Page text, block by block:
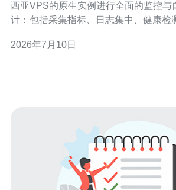
西亚VPS的原生实例进行全面的监控与
计：包括采集指标、日志集中、健康检
DDoS防御结合的可用性保障。文中给
2026年7月10日